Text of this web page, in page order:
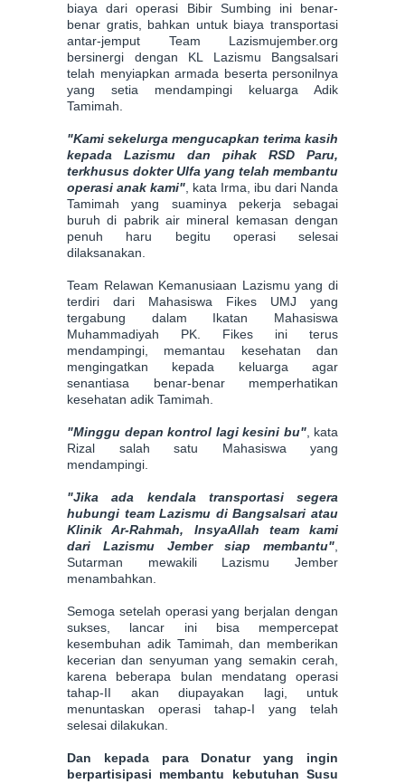
biaya dari operasi Bibir Sumbing ini benar-
benar gratis, bahkan untuk biaya transportasi
antar-jemput Team Lazismujember.org
bersinergi dengan KL Lazismu Bangsalsari
telah menyiapkan armada beserta personilnya
yang setia mendampingi keluarga Adik
Tamimah.
"Kami sekelurga mengucapkan terima kasih
kepada Lazismu dan pihak RSD Paru,
terkhusus dokter Ulfa yang telah membantu
operasi anak kami" , kata Irma, ibu dari Nanda
Tamimah yang suaminya pekerja sebagai
buruh di pabrik air mineral kemasan dengan
penuh haru begitu operasi selesai
dilaksanakan.
Team Relawan Kemanusiaan Lazismu yang di
terdiri dari Mahasiswa Fikes UMJ yang
tergabung dalam Ikatan Mahasiswa
Muhammadiyah PK. Fikes ini terus
mendampingi, memantau kesehatan dan
mengingatkan kepada keluarga agar
senantiasa benar-benar memperhatikan
kesehatan adik Tamimah.
"Minggu depan kontrol lagi kesini bu", kata
Rizal salah satu Mahasiswa yang
mendampingi.
"Jika ada kendala transportasi segera
hubungi team Lazismu di Bangsalsari atau
Klinik Ar-Rahmah, InsyaAllah team kami
dari Lazismu Jember siap membantu"
Sutarman mewakili Lazismu Jember
menambahkan.
Semoga setelah operasi yang berjalan dengan
sukses, lancar ini bisa mempercepat
kesembuhan adik Tamimah, dan memberikan
kecerian dan senyuman yang semakin cerah,
karena beberapa bulan mendatang operasi
tahap-II akan diupayakan lagi, untuk
menuntaskan operasi tahap-I yang telah
selesai dilakukan.
Dan kepada para Donatur yang ingin
berpartisipasi membantu kebutuhan Susu